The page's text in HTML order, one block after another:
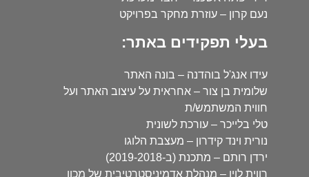
נעם קרון – עוזרת מחקר בפרויקט
בעלי תפקידים באתר:
עידו אנג'ל בוהדנה – בונה האתר
שלומית בן צור – אחראית על עיצוב האתר ועל
חווית המשתמש/ת
טלי בלייכר – עורכת לשונית
נורית וינד קידרון – מעצבת הלוגו
ירדן רותם – מתכנת (ב-2019-2018)
רווית לוין – מנהלת אדמיניסטרטיבית של מכון